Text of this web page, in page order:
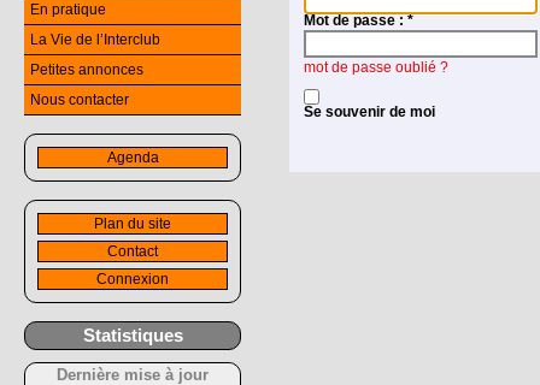
Mot de passe :*
mot de passe oublié ?
Se souvenir de moi
En pratique
La Vie de l’Interclub
Petites annonces
Nous contacter
Agenda
Plan du site
Contact
Connexion
Statistiques
Dernière mise à jour